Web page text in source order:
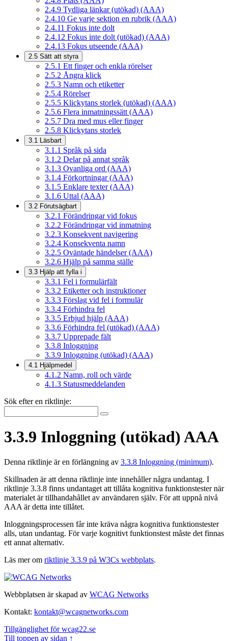
2.4.9 Tydliga länkar (utökad) (AAA)
2.4.10 Ge varje sektion en rubrik (AAA)
2.4.11 Fokus inte dolt
2.4.12 Fokus inte dolt (utökad) (AAA)
2.4.13 Fokus utseende (AAA)
2.5 Sätt att styra
2.5.1 Ett finger och enkla rörelser
2.5.2 Ångra klick
2.5.3 Namn och etiketter
2.5.4 Rörelser
2.5.5 Klickytans storlek (utökad) (AAA)
2.5.6 Flera inmatningssätt (AAA)
2.5.7 Dra med mus eller finger
2.5.8 Klickytans storlek
3.1 Läsbart
3.1.1 Språk på sida
3.1.2 Delar på annat språk
3.1.3 Ovanliga ord (AAA)
3.1.4 Förkortningar (AAA)
3.1.5 Enklare texter (AAA)
3.1.6 Uttal (AAA)
3.2 Förutsägbart
3.2.1 Förändringar vid fokus
3.2.2 Förändringar vid inmatning
3.2.3 Konsekvent navigering
3.2.4 Konsekventa namn
3.2.5 Oväntade händelser (AAA)
3.2.6 Hjälp på samma ställe
3.3 Hjälp att fylla i
3.3.1 Fel i formulärfält
3.3.2 Etiketter och instruktioner
3.3.3 Förslag vid fel i formulär
3.3.4 Förhindra fel
3.3.5 Erbjud hjälp (AAA)
3.3.6 Förhindra fel (utökad) (AAA)
3.3.7 Upprepade fält
3.3.8 Inloggning
3.3.9 Inloggning (utökad) (AAA)
4.1 Hjälpmedel
4.1.2 Namn, roll och värde
4.1.3 Statusmeddelanden
Sök efter en riktlinje:
3.3.9 Inloggning (utökad)AAA
Denna riktlinje är en förlängning av 3.3.8 Inloggning (minimum).
Skillnaden är att denna riktlinje inte innehåller några undantag. I
riktlinje 3.3.8 finns undantaget att tillåta kognitiva funktionstester när
materialet är tillhandahållet av användaren själv. För att uppnå nivå
AAA är detta inte tillåtet.
Inloggningsprocessen får inte kräva några kognitiva funktionstester
alls, utan undantag. För varje kognitivt funktionstest måste det finnas
ett annat alternativ.
Läs mer om riktlinje 3.3.9 på W3Cs webbplats.
Webbplatsen är skapad av WCAG Networks
Kontakt: kontakt@wcagnetworks.com
Tillgänglighet för wcag22.se
Till toppen av sidan ↑